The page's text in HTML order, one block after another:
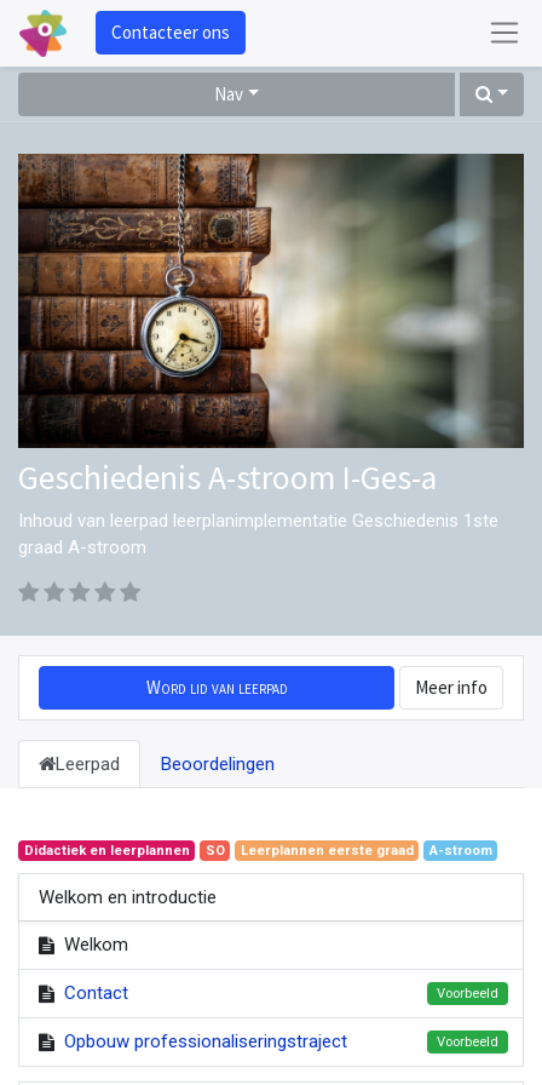
Contacteer ons
Nav
Geschiedenis A-stroom I-Ges-a
Inhoud van leerpad leerplanimplementatie Geschiedenis 1ste
graad A-stroom
Word lid van leerpad Meer info
Leerpad Beoordelingen
Didactiek en leerplannen SO Leerplannen eerste graad A-stroom
Welkom en introductie
Welkom
Contact Voorbeeld
Opbouw professionaliseringstraject Voorbeeld